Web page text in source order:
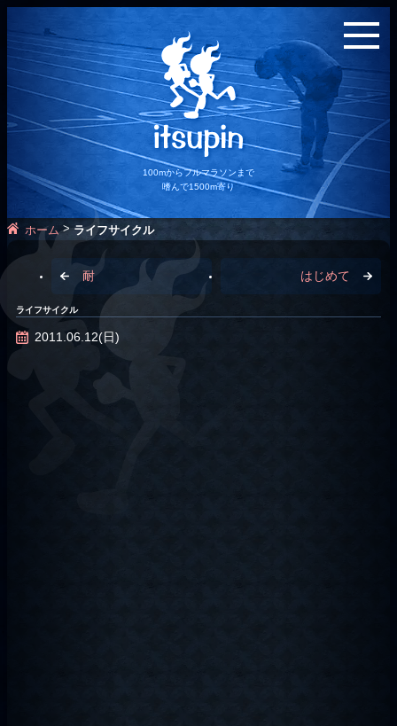
100mからフルマラソンまで
嗜んで1500m寄り
ホーム>ライフサイクル
耐 はじめて
ライフサイクル
2011.06.12(日)